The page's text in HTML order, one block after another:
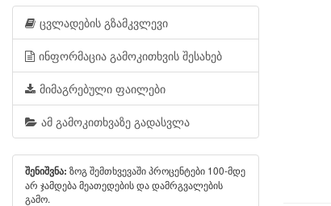
ცვლადების გზამკვლევი
ინფორმაცია გამოკითხვის შესახებ
მიმაგრებული ფაილები
ამ გამოკითხვაზე გადასვლა
შენიშვნა: ზოგ შემთხვევაში პროცენტები 100-მდე
არ ჯამდება მეათედების და დამრგვალების
გამო.